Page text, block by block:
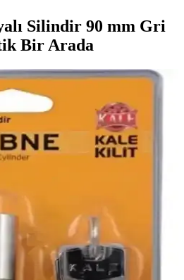
Silindir 90 mm Gri
Bir Arada